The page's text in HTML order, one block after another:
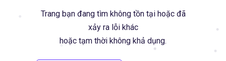
Trang bạn đang tìm không tồn tại hoặc đã
xảy ra lỗi khác
hoặc tạm thời không khả dụng.